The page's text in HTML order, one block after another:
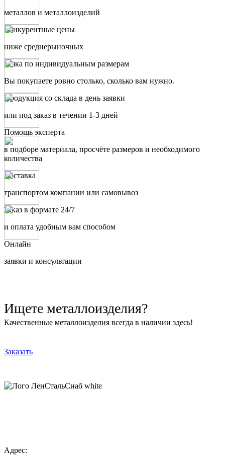
металлов и металлоизделий
Конкурентные цены
ниже среднерыночных
Резка по индивидуальным размерам
Вы покупаете ровно столько, сколько вам нужно.
Продукция со склада в день заявки
или под заказ в течении 1-3 дней
Помощь эксперта
в подборе материала, просчёте размеров и необходимого
количества
Доставка
транспортом компании или самовывоз
Заказ в формате 24/7
и оплата удобным вам способом
Онлайн
заявки и консультации
Ищете металлоизделия?
Качественные металлоизделия всегда в наличии здесь!
Заказать
Адрес: